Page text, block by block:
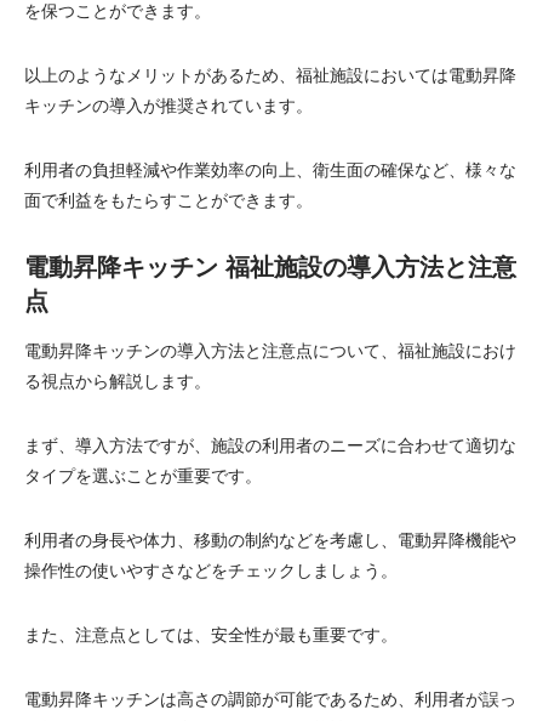
を保つことができます。
以上のようなメリットがあるため、福祉施設においては電動昇降
キッチンの導入が推奨されています。
利用者の負担軽減や作業効率の向上、衛生面の確保など、様々な
面で利益をもたらすことができます。
電動昇降キッチン 福祉施設の導入方法と注意
点
電動昇降キッチンの導入方法と注意点について、福祉施設におけ
る視点から解説します。
まず、導入方法ですが、施設の利用者のニーズに合わせて適切な
タイプを選ぶことが重要です。
利用者の身長や体力、移動の制約などを考慮し、電動昇降機能や
操作性の使いやすさなどをチェックしましょう。
また、注意点としては、安全性が最も重要です。
電動昇降キッチンは高さの調節が可能であるため、利用者が誤っ